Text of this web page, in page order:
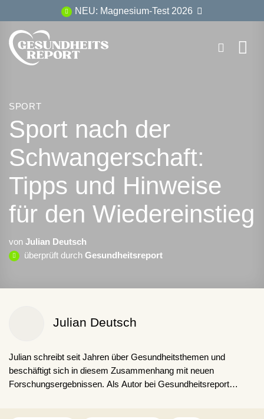
Inhalt
springen
NEU: Magnesium-Test 2026
SPORT
Sport nach der
Schwangerschaft:
Tipps und Hinweise
für den Wiedereinstieg
von Julian Deutsch
überprüft durch Gesundheitsreport
Julian Deutsch
Julian schreibt seit Jahren über Gesundheitsthemen und
beschäftigt sich in diesem Zusammenhang mit neuen
Forschungsergebnissen. Als Autor bei Gesundheitsreport